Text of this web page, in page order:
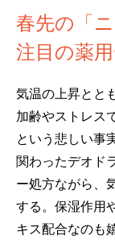
春先の「
注目の薬
気温の上昇とと
加齢やストレス
という悲しい事
関わったデオド
ー処方ながら、
する。保湿作用
キス配合なのも